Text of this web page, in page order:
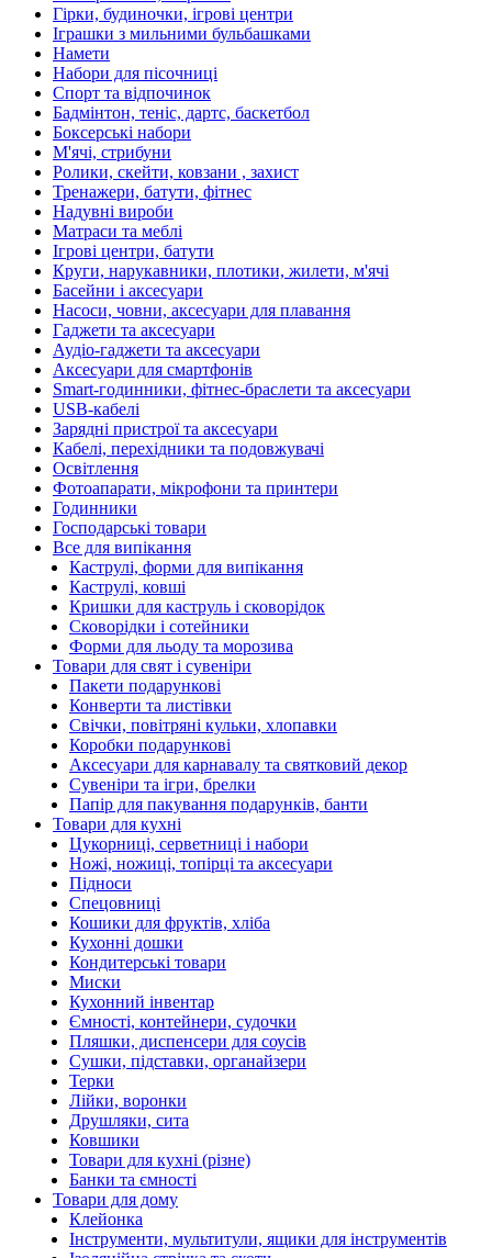
Гірки, будиночки, ігрові центри
Іграшки з мильними бульбашками
Намети
Набори для пісочниці
Спорт та відпочинок
Бадмінтон, теніс, дартс, баскетбол
Боксерські набори
М'ячі, стрибуни
Ролики, скейти, ковзани , захист
Тренажери, батути, фітнес
Надувні вироби
Матраси та меблі
Ігрові центри, батути
Круги, нарукавники, плотики, жилети, м'ячі
Басейни і аксесуари
Насоси, човни, аксесуари для плавання
Гаджети та аксесуари
Аудіо-гаджети та аксесуари
Аксесуари для смартфонів
Smart-годинники, фітнес-браслети та аксесуари
USB-кабелі
Зарядні пристрої та аксесуари
Кабелі, перехідники та подовжувачі
Освітлення
Фотоапарати, мікрофони та принтери
Годинники
Господарські товари
Все для випікання
Каструлі, форми для випікання
Каструлі, ковші
Кришки для каструль і сковорідок
Сковорідки і сотейники
Форми для льоду та морозива
Товари для свят і сувеніри
Пакети подарункові
Конверти та листівки
Свічки, повітряні кульки, хлопавки
Коробки подарункові
Аксесуари для карнавалу та святковий декор
Сувеніри та ігри, брелки
Папір для пакування подарунків, банти
Товари для кухні
Цукорниці, серветниці і набори
Ножі, ножиці, топірці та аксесуари
Підноси
Спецовниці
Кошики для фруктів, хліба
Кухонні дошки
Кондитерські товари
Миски
Кухонний інвентар
Ємності, контейнери, судочки
Пляшки, диспенсери для соусів
Сушки, підставки, органайзери
Терки
Лійки, воронки
Друшляки, сита
Ковшики
Товари для кухні (різне)
Банки та ємності
Товари для дому
Клейонка
Інструменти, мультитули, ящики для інструментів